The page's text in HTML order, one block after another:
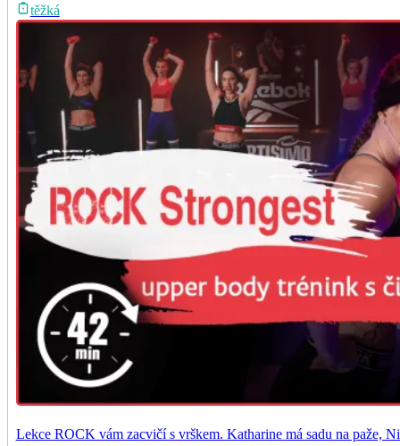
těžká
Lekce ROCK vám zacvičí s vrškem. Katharine má sadu na paže,